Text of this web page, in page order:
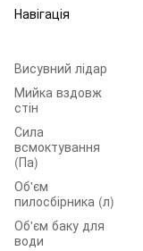
Навігація
Висувний лідар
Мийка вздовж
стін
Сила
всмоктування
(Па)
Об'єм
пилосбірника (л)
Об'єм баку для
води